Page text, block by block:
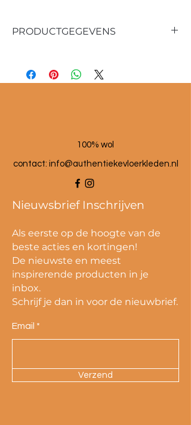
PRODUCTGEGEVENS
Hoogte: 32 cm
100% wol
contact: info@authentiekevloerkleden.nl
Nieuwsbrief Inschrijven
Als eerste op de hoogte van de
beste acties en kortingen!
De nieuwste en meest
inspirerende producten in je
inbox.
Schrijf je dan in voor de nieuwbrief.
Email
Verzend